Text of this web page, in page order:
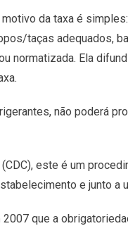
motivo da taxa é
taças adequados,
normatizada. Ela
não poderá
este é um
e junto a
que a